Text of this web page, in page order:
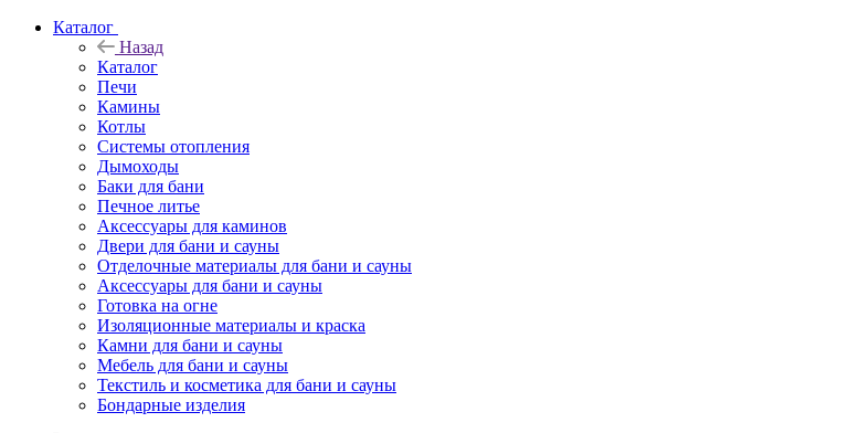
Каталог
Назад
Каталог
Печи
Камины
Котлы
Системы отопления
Дымоходы
Баки для бани
Печное литье
Аксессуары для каминов
Двери для бани и сауны
Отделочные материалы для бани и сауны
Аксессуары для бани и сауны
Готовка на огне
Изоляционные материалы и краска
Камни для бани и сауны
Мебель для бани и сауны
Текстиль и косметика для бани и сауны
Бондарные изделия